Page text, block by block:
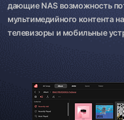
дающие NAS возможность
мультимедийного контента
телевизоры и мобильные